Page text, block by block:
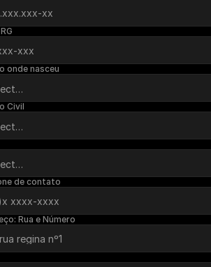
onde nasceu
Civil
de contato
Rua e Número